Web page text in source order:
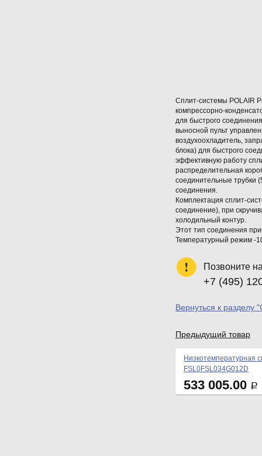
Сплит-системы POLAIR
компрессорно-
для быстрого
выносной пульт
воздухоохладитель,
блока) для быстрого
эффективную работу
распределительная
соединительные трубки
соединения.
Комплектация сплит-
соединение), при
холодильный контур.
Этот тип соединения
Температурный режим -
Позвоните
+7 (495)
Вернуться к разделу
Предыдущий товар
Низкотемпературная
FSL0FSL034G012D
533 005.00 Р